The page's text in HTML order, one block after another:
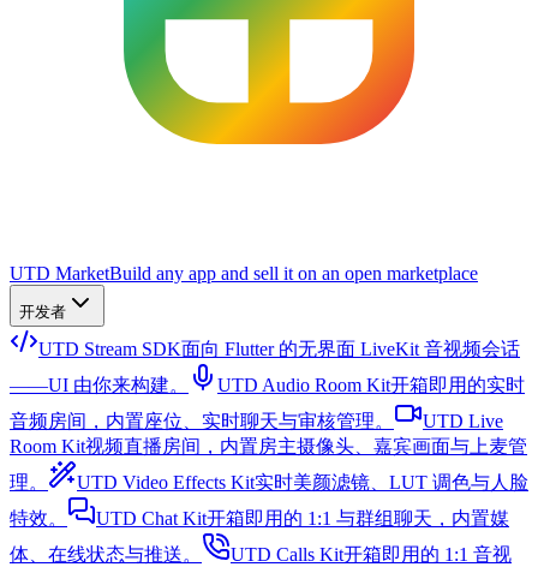
UTD MarketBuild any app and sell it on an open marketplace
开发者
UTD Stream SDK面向 Flutter 的无界面 LiveKit 音视频会话
——UI 由你来构建。
UTD Audio Room Kit开箱即用的实时
音频房间，内置座位、实时聊天与审核管理。
UTD Live
Room Kit视频直播房间，内置房主摄像头、嘉宾画面与上麦管
理。
UTD Video Effects Kit实时美颜滤镜、LUT 调色与人脸
特效。
UTD Chat Kit开箱即用的 1:1 与群组聊天，内置媒
体、在线状态与推送。
UTD Calls Kit开箱即用的 1:1 音视